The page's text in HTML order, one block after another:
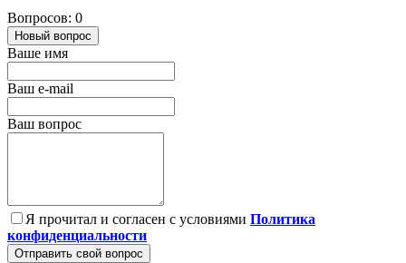
Вопросов: 0
Новый вопрос
Ваше имя
Ваш e-mail
Ваш вопрос
Я прочитал и согласен с условиями Политика
конфиденциальности
Отправить свой вопрос